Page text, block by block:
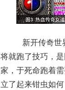
新开传奇世
将就跑了技巧，
家，于死命跑着
立了起来钳虫如